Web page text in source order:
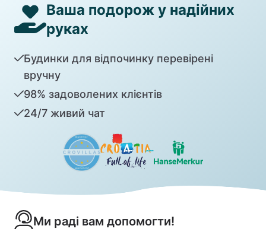
Ваша подорож у надійних
руках
Будинки для відпочинку перевірені
вручну
98% задоволених клієнтів
24/7 живий чат
Ми раді вам допомогти!